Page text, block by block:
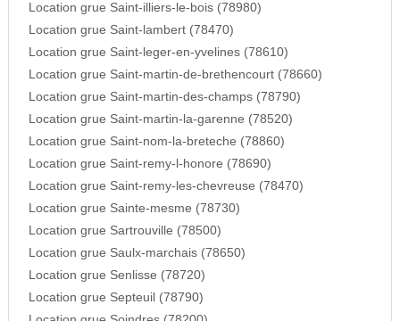
Location grue Saint-illiers-le-bois (78980)
Location grue Saint-lambert (78470)
Location grue Saint-leger-en-yvelines (78610)
Location grue Saint-martin-de-brethencourt (78660)
Location grue Saint-martin-des-champs (78790)
Location grue Saint-martin-la-garenne (78520)
Location grue Saint-nom-la-breteche (78860)
Location grue Saint-remy-l-honore (78690)
Location grue Saint-remy-les-chevreuse (78470)
Location grue Sainte-mesme (78730)
Location grue Sartrouville (78500)
Location grue Saulx-marchais (78650)
Location grue Senlisse (78720)
Location grue Septeuil (78790)